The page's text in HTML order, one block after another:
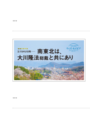
...
...